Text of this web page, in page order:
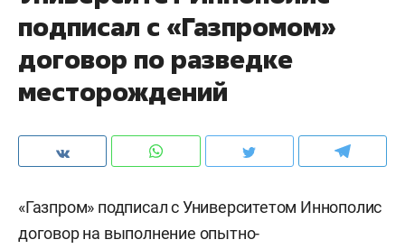
подписал с «Газпромом»
договор по разведке
месторождений
«Газпром» подписал с Университетом Иннополис
договор на выполнение опытно-